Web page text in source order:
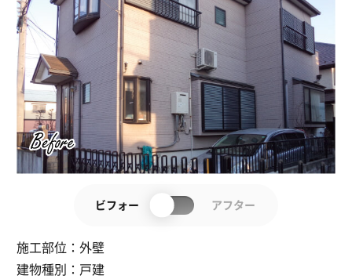
施工部位：外壁
建物種別： 戸建
ビフォー アフター